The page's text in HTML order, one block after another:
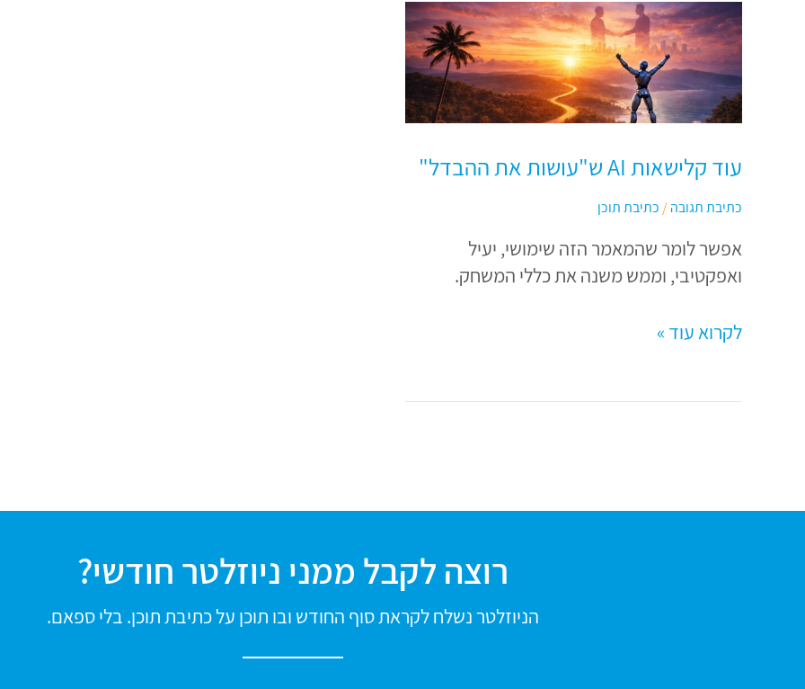
עוד קלישאות AI ש"עושות את ההבדל"
כתיבת תגובה/ כתיבת תוכן
אפשר לומר שהמאמר הזה שימושי, יעיל
ואפקטיבי, וממש משנה את כללי המשחק.
עוד
קלישאות
AI
ש"עושות
את
לקרוא עוד »
רוצה לקבל ממני ניוזלטר חודשי?
הניוזלטר נשלח לקראת סוף החודש ובו תוכן על כתיבת תוכן. בלי ספאם.